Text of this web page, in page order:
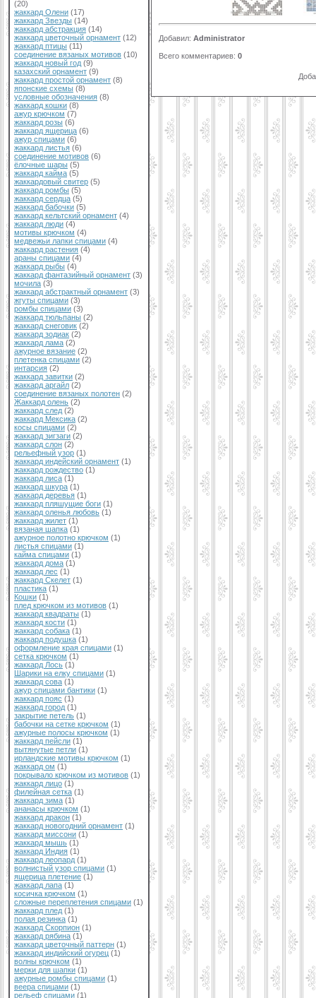
(20)
жаккард Олени (17)
жаккард Звезды (14)
жаккард абстракция (14)
жаккард цветочный орнамент (12)
жаккард птицы (11)
соединение вязаных мотивов (10)
жаккард новый год (9)
казахский орнамент (9)
жаккард простой орнамент (8)
японские схемы (8)
условные обозначения (8)
жаккард кошки (8)
ажур крючком (7)
жаккард розы (6)
жаккард ящерица (6)
ажур спицами (6)
жаккард листья (6)
соединение мотивов (6)
ёлочные шары (5)
жаккард кайма (5)
жаккардовый свитер (5)
жаккард ромбы (5)
жаккард сердца (5)
жаккард бабочки (5)
жаккард кельтский орнамент (4)
жаккард люди (4)
мотивы крючком (4)
медвежьи лапки спицами (4)
жаккард растения (4)
араны спицами (4)
жаккард рыбы (4)
жаккард фантазийный орнамент (3)
мочила (3)
жаккард абстрактный орнамент (3)
жгуты спицами (3)
ромбы спицами (3)
жаккард тюльпаны (2)
жаккард снеговик (2)
жаккард зодиак (2)
жаккард лама (2)
ажурное вязание (2)
плетенка спицами (2)
интарсия (2)
жаккард завитки (2)
жаккард аргайл (2)
соединение вязаных полотен (2)
Жаккард олень (2)
жаккард след (2)
жаккард Мексика (2)
косы спицами (2)
жаккард зигзаги (2)
жаккард слон (2)
рельефный узор (1)
жаккард индейский орнамент (1)
жаккард рождество (1)
жаккард лиса (1)
жаккард шкура (1)
жаккард деревья (1)
жаккард пляшущие боги (1)
жаккард оленья любовь (1)
жаккард жилет (1)
вязаная шапка (1)
ажурное полотно крючком (1)
листья спицами (1)
кайма спицами (1)
жаккард дома (1)
жаккард лес (1)
жаккард Скелет (1)
пластика (1)
Кошки (1)
плед крючком из мотивов (1)
жаккард квадраты (1)
жаккард кости (1)
жаккард собака (1)
жаккард подушка (1)
оформление края спицами (1)
сетка крючком (1)
жаккард Лось (1)
Шарики на елку спицами (1)
жаккард сова (1)
ажур спицами бантики (1)
жаккард пояс (1)
жаккард город (1)
закрытие петель (1)
бабочки на сетке крючком (1)
ажурные полосы крючком (1)
жаккард пейсли (1)
вытянутые петли (1)
ирландские мотивы крючком (1)
жаккард ом (1)
покрывало крючком из мотивов (1)
жаккард лицо (1)
филейная сетка (1)
жаккард зима (1)
ананасы крючком (1)
жаккард дракон (1)
жаккард новогодний орнамент (1)
жаккард миссони (1)
жаккард мышь (1)
жаккард Индия (1)
жаккард леопард (1)
волнистый узор спицами (1)
ящерица плетение (1)
жаккард лапа (1)
косичка крючком (1)
сложные переплетения спицами (1)
жаккард плед (1)
полая резинка (1)
жаккард Скорпион (1)
жаккард рябина (1)
жаккард цветочный паттерн (1)
жаккард индийский огурец (1)
волны крючком (1)
мерки для шапки (1)
ажурные ромбы спицами (1)
веера спицами (1)
рельеф спицами (1)
Добавил: Administrator
Всего комментариев: 0